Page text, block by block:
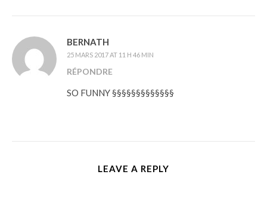
BERNATH
25 MARS 2017 AT 11 H 46 MIN
RÉPONDRE
SO FUNNY §§§§§§§§§§§§§
LEAVE A REPLY